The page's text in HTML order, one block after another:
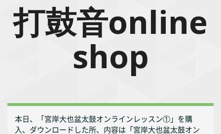
打鼓音online
shop
本日、「宮岸大也盆太鼓オンラインレッスン①」を購
入、ダウンロードした所、内容は「宮岸大也盆太鼓オン